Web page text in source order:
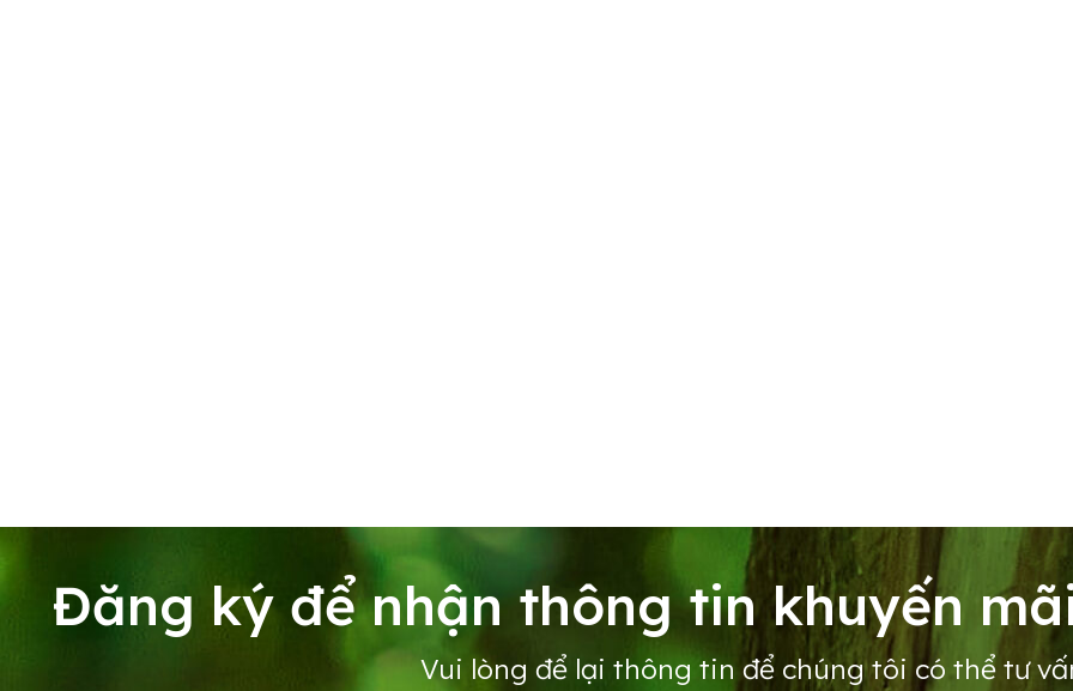
Đăng ký để nhận thông tin khuyến
Vui lòng để lại thông tin để chúng tôi có thể tư